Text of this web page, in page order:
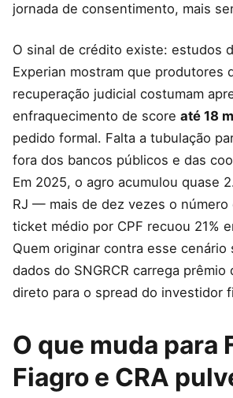
jornada de consentimento, mais
O sinal de crédito existe: estudos
Experian mostram que produtores
recuperação judicial costumam
enfraquecimento de score até 18
pedido formal. Falta a tubulação
fora dos bancos públicos e das
Em 2025, o agro acumulou quase
RJ — mais de dez vezes o
ticket médio por CPF recuou 21%
Quem originar contra esse cenário
dados do SNGRCR carrega prêmio
direto para o spread do investidor
O que muda para
Fiagro e CRA